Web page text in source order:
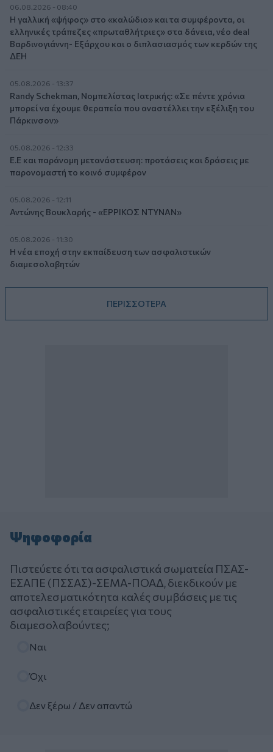
06.08.2026 - 08:40
Η γαλλική «ψήφος» στο «καλώδιο» και τα συμφέροντα, οι
ελληνικές τράπεζες «πρωταθλήτριες» στα δάνεια, νέο deal
Βαρδινογιάννη- Εξάρχου και ο διπλασιασμός των κερδών της
ΔΕΗ
05.08.2026 - 13:37
Randy Schekman, Νομπελίστας Ιατρικής: «Σε πέντε χρόνια
μπορεί να έχουμε θεραπεία που αναστέλλει την εξέλιξη του
Πάρκινσον»
05.08.2026 - 12:33
Ε.Ε και παράνομη μετανάστευση: προτάσεις και δράσεις με
παρονομαστή το κοινό συμφέρον
05.08.2026 - 12:11
Αντώνης Βουκλαρής - «ΕΡΡΙΚΟΣ ΝΤΥΝΑΝ»
05.08.2026 - 11:30
Η νέα εποχή στην εκπαίδευση των ασφαλιστικών
διαμεσολαβητών
ΠΕΡΙΣΣΟΤΕΡΑ
Ψηφοφορία
Πιστεύετε ότι τα ασφαλιστικά σωματεία ΠΣΑΣ-
ΕΣΑΠΕ (ΠΣΣΑΣ)-ΣΕΜΑ-ΠΟΑΔ, διεκδικούν με
αποτελεσματικότητα καλές συμβάσεις με τις
ασφαλιστικές εταιρείες για τους
διαμεσολαβούντες;
Ναι
Όχι
Δεν ξέρω / Δεν απαντώ